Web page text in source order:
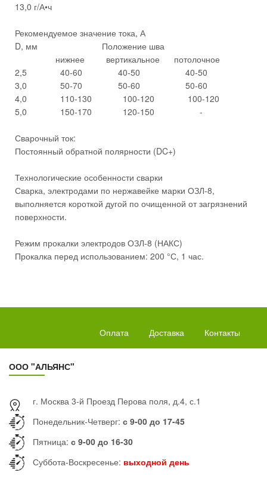
13,0 г/А•ч
Рекомендуемое значение тока, А
D, мм Положение шва
нижнее вертикальное потолочное
2,5 40-60 40-50 40-50
3,0 50-70 50-60 50-60
4,0 110-130 100-120 100-120
5,0 150-170 120-150 -
Сварочный ток:
Постоянный обратной полярности (DC+)
Технологические особенности сварки
Сварка, электродами по нержавейке марки ОЗЛ-8,
выполняется короткой дугой по очищенной от загрязнений
поверхности.
Режим прокалки электродов ОЗЛ-8 (НАКС)
Прокалка перед использованием: 200 °С, 1 час.
Оплата Доставка Контакты
ООО "АЛЬЯНС"
г. Москва 3-й Проезд Перова поля, д.4, с.1
Понедельник-Четверг: с 9-00 до 17-45
Пятница: с 9-00 до 16-30
Суббота-Воскресенье: выходной день